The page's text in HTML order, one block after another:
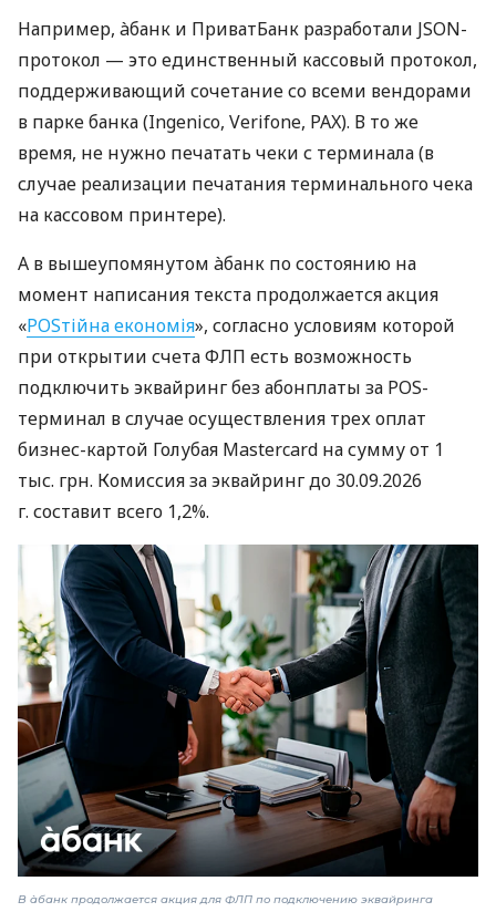
Например, àбанк и ПриватБанк разработали JSON-
протокол — это единственный кассовый протокол,
поддерживающий сочетание со всеми вендорами
в парке банка (Ingenico, Verifone, PAX). В то же
время, не нужно печатать чеки с терминала (в
случае реализации печатания терминального чека
на кассовом принтере).
А в вышеупомянутом àбанк по состоянию на
момент написания текста продолжается акция
«POSтійна економія», согласно условиям которой
при открытии счета ФЛП есть возможность
подключить эквайринг без абонплаты за POS-
терминал в случае осуществления трех оплат
бизнес-картой Голубая Mastercard на сумму от 1
тыс. грн. Комиссия за эквайринг до 30.09.2026
г. составит всего 1,2%.
В àбанк продолжается акция для ФЛП по подключению эквайринга